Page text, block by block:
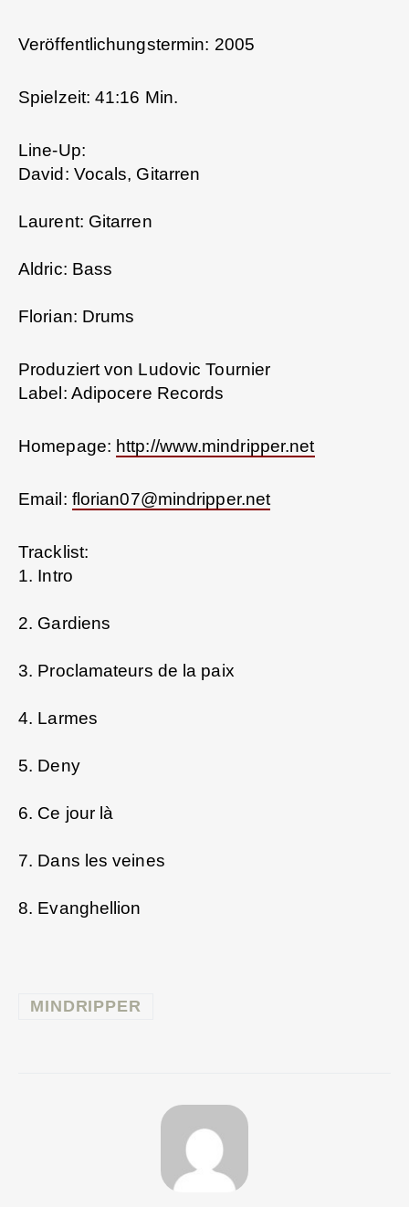
Veröffentlichungstermin: 2005
Spielzeit: 41:16 Min.
Line-Up:
David: Vocals, Gitarren
Laurent: Gitarren
Aldric: Bass
Florian: Drums
Produziert von Ludovic Tournier
Label: Adipocere Records
Homepage: http://www.mindripper.net
Email: florian07@mindripper.net
Tracklist:
1. Intro
2. Gardiens
3. Proclamateurs de la paix
4. Larmes
5. Deny
6. Ce jour là
7. Dans les veines
8. Evanghellion
MINDRIPPER